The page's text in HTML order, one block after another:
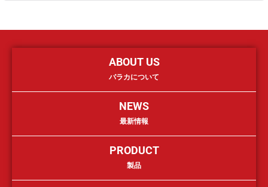
ABOUT US
バラカについて
NEWS
最新情報
PRODUCT
製品